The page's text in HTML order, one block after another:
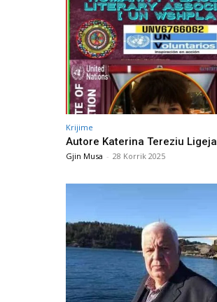
Krijime
Autore Katerina Tereziu Ligeja
Gjin Musa - 28 Korrik 2025